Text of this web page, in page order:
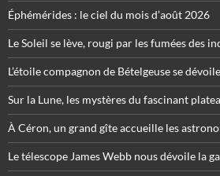
Éphémérides : le ciel du mois d’août 2026
Le Soleil se lève, rougi par les fumées des
L’étoile compagnon de Bételgeuse se
Sur la Lune, les mystères du fascinant
À Céron, un grand gîte accueille les
Le télescope James Webb nous dévoile la